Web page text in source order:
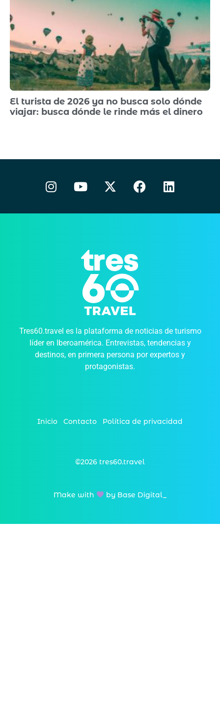
El turista de 2026 ya no busca solo dónde
viajar: busca dónde le rinde más el dinero
Tres60.travel es la plataforma de noticias de turismo
líder en Iberoamérica. Entrevistas, tendencias y
destinos, en primera persona por expertos y
protagonistas.
Inicio Contacto Política de privacidad
©2026 tres60.travel
Make with by Base Digital_